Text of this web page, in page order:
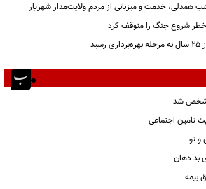
خطر شروع جنگ را متوقف کرد
مشخص شد
تامین اجتماعی
تو
بیمه